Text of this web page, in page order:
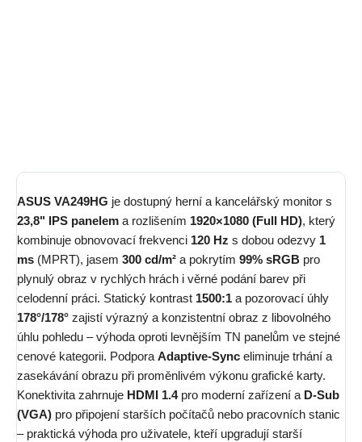
ASUS VA249HG je dostupný herní a kancelářský monitor s
23,8" IPS panelem a rozlišením 1920×1080 (Full HD), který
kombinuje obnovovací frekvenci 120 Hz s dobou odezvy 1
ms (MPRT), jasem 300 cd/m² a pokrytím 99% sRGB pro
plynulý obraz v rychlých hrách i věrné podání barev při
celodenní práci. Statický kontrast 1500:1 a pozorovací úhly
178°/178° zajistí výrazný a konzistentní obraz z libovolného
úhlu pohledu – výhoda oproti levnějším TN panelům ve stejné
cenové kategorii. PodporaAdaptive-Sync eliminuje trhání a
zasekávání obrazu při proměnlivém výkonu grafické karty.
Konektivita zahrnuje HDMI 1.4pro moderní zařízení a D-Sub
(VGA) pro připojení starších počítačů nebo pracovních stanic
– praktická výhoda pro uživatele, kteří upgradují starší